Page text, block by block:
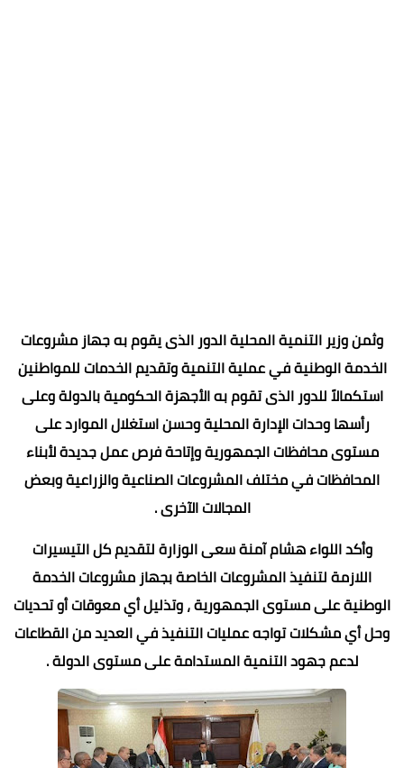
وثمن وزير التنمية المحلية الدور الذى يقوم به جهاز مشروعات
الخدمة الوطنية في عملية التنمية وتقديم الخدمات للمواطنين
استكمالاً للدور الذى تقوم به الأجهزة الحكومية بالدولة وعلى
رأسها وحدات الإدارة المحلية وحسن استغلال الموارد على
مستوى محافظات الجمهورية وإتاحة فرص عمل جديدة لأبناء
المحافظات في مختلف المشروعات الصناعية والزراعية وبعض
المجالات الآخرى .
وأكد اللواء هشام آمنة سعى الوزارة لتقديم كل التيسيرات
اللازمة لتنفيذ المشروعات الخاصة بجهاز مشروعات الخدمة
الوطنية على مستوى الجمهورية ، وتذليل أي معوقات أو تحديات
وحل أي مشكلات تواجه عمليات التنفيذ في العديد من القطاعات
لدعم جهود التنمية المستدامة على مستوى الدولة .